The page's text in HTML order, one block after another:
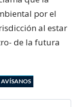
por el
al estar
de la futura
AVÍSANOS